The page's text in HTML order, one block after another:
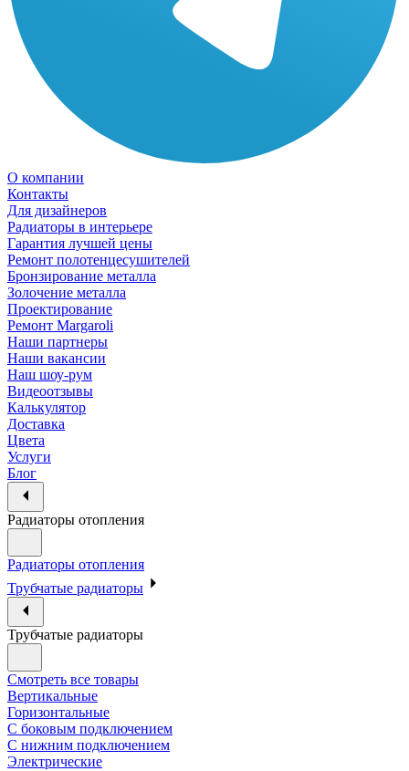
О компании
Контакты
Для дизайнеров
Радиаторы в интерьере
Гарантия лучшей цены
Ремонт полотенцесушителей
Бронзирование металла
Золочение металла
Проектирование
Ремонт Margaroli
Наши партнеры
Наши вакансии
Наш шоу-рум
Видеоотзывы
Калькулятор
Доставка
Цвета
Услуги
Блог
Радиаторы отопления
Радиаторы отопления
Трубчатые радиаторы
Трубчатые радиаторы
Смотреть все товары
Вертикальные
Горизонтальные
С боковым подключением
С нижним подключением
Электрические